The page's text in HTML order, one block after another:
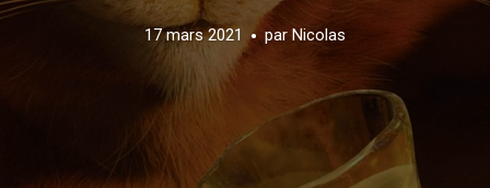
17 mars 2021 par Nicolas